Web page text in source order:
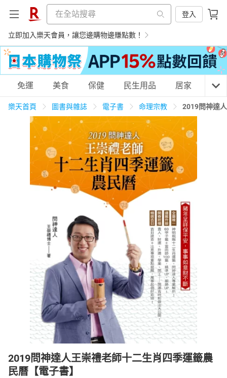
登入
立即加入樂天會員，讓您邊購物邊賺點數！
購物網分類
天天免運 美食蛋糕 養生保健 民生用品
居家生活 3C家電 運動休閒 親子玩具
男裝 化妝保養 情趣用品
電子/紙本書
HOT
免運 美食 保健 民生用品 居家 3C
樂天首頁 圖書與雜誌 電子書 命理宗教 2019問神達
2019問神達人王崇禮老師十二生肖四季運籤農
民曆【電子書】